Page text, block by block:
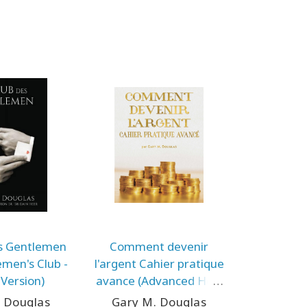
Gentlemen
Club -
Douglas
Comment devenir
l'argent Cahier pratique
avance (Advanced How
to Become Money
Gary M. Douglas